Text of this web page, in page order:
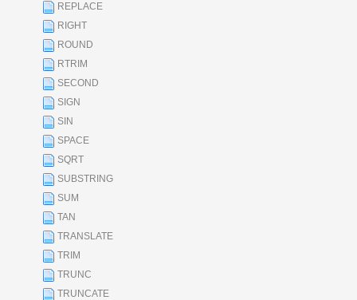
REPLACE
RIGHT
ROUND
RTRIM
SECOND
SIGN
SIN
SPACE
SQRT
SUBSTRING
SUM
TAN
TRANSLATE
TRIM
TRUNC
TRUNCATE